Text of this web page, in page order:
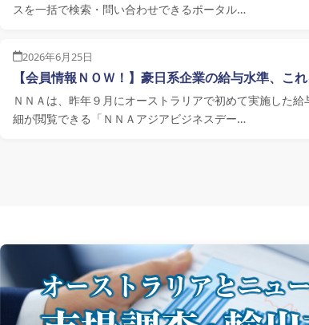
スを一括で検索・問い合わせできるポータル…
2026年6月25日
【会員情報ＮＯＷ！】豪日系企業の給与水準、こ
ＮＮＡは、昨年９月にオーストラリアで初めて実施した
細が閲覧できる「ＮＮＡアジアビジネスデー…